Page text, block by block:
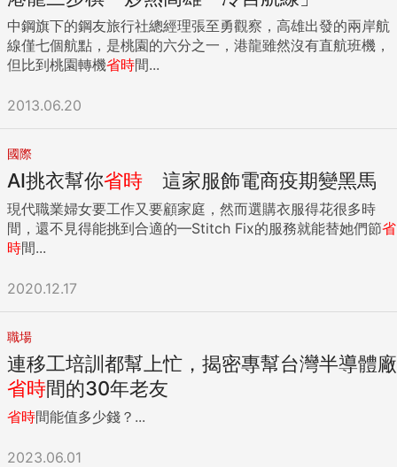
母；直接購買喜歡的東西，而非在海量挑選中浪費過多的時
間，增加決策成本。 但是，這些「我希望」達到的效果，真的
能夠實現嗎？會不會更多的是自我感動？省下的通勤時間，沒
有像想像的那樣用在看書上，而是睡懶覺；回家也並沒有陪伴
我們往往很難全面地判斷和審視自己，當看到別人做到某項成
獲得只是一個模糊、抽象的概念，而眼前的誘惑總是那麼實實
在在、不可抗拒，從而等待的時間越長，獎勵對我們來說價值
越低。長此以往，便患上了「間接性努力症」，間接性躊躇滿
志，持續性混吃等死，而我們花的錢也就打了水漂，這樣看
來，或許還不如多存錢來得實在。 誤區二：花了錢買的時間，
不值這個價格 許多人都高估了自己的生產力和單位時間價值。
很有價值。而對於我們平平無奇的大多數人來說，就算想用省
下來的時間來做些什麼，單位時間創造的價值，卻遠遠不值花
的錢本身。比如，你為了省通勤時間，搬了新租屋處，每月多
花一萬房租，省了每天通勤1小時。如果按每月上班22天算，
也就是454元小時，但對於月薪4萬的你來說，時薪只有225元
小時，遠遠達不到454元。 或許你會說，我可以用省下來的時
間，去做更有價值的事，為未來投資，讓我的單位時間價值從
個誤區，也可能會找錯方法，比如用省下的時間去開Uber或者
中鋼旗下的鋼友旅行社總經理張至勇觀察，高雄出發的兩岸航
線僅七個航點，是桃園的六分之一，港龍雖然沒有直航班機，
但比到桃園轉機省時間...
2013.06.20
國際
AI挑衣幫你省時 這家服飾電商疫期變黑馬
現代職業婦女要工作又要顧家庭，然而選購衣服得花很多時
間，還不見得能挑到合適的—Stitch Fix的服務就能替她們節省
時間...
2020.12.17
職場
連移工培訓都幫上忙，揭密專幫台灣半導體廠
省時間的30年老友
省時間能值多少錢？...
2023.06.01